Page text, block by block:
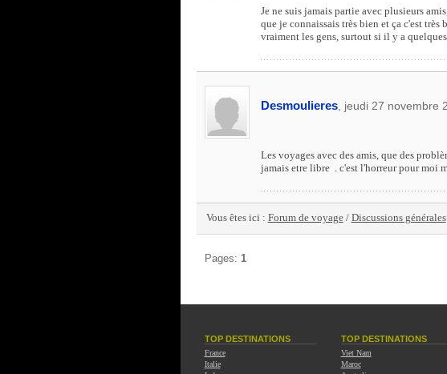
Je ne suis jamais partie avec plusieurs
que je connaissais très bien et ça c'est
vraiment les gens, surtout si il y a
Desmoulieres, jeudi 27 novembre
Les voyages avec des amis, que des
jamais etre libre . c'est l'horreur pour moi
Vous êtes ici : Forum de voyage / Discussions générales
Pages: 1
TOP DESTINATIONS
France
Italie
TOP DESTINATIONS
Viet Nam
Maroc